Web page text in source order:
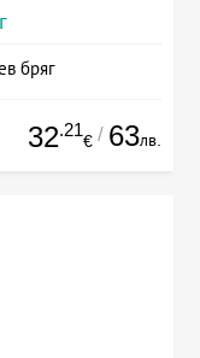
бряг
32.21
€ / 63лв.